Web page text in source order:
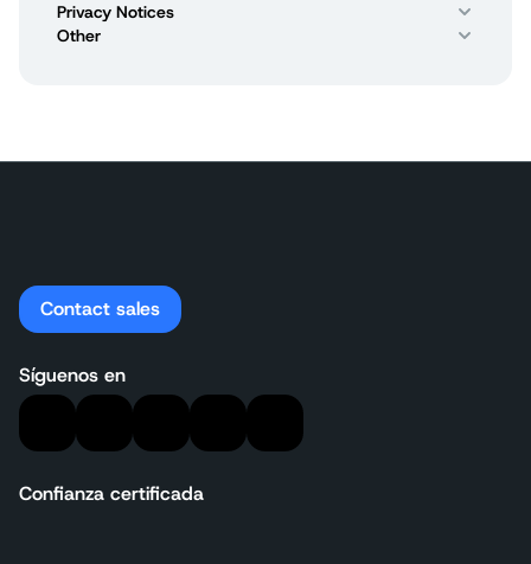
Privacy Notices
Other
Contact sales
Síguenos en
Confianza certificada